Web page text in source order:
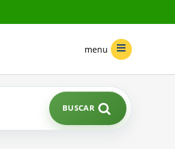
menu
BUSCAR